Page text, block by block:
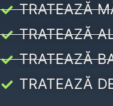
TRATEAZĂ
TRATEAZĂ
TRATEAZĂ
TRATEAZĂ